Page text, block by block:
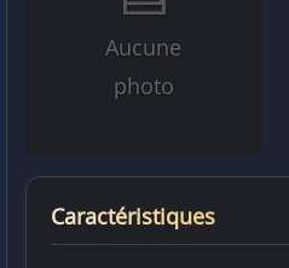
Aucune
photo
Caractéristiques